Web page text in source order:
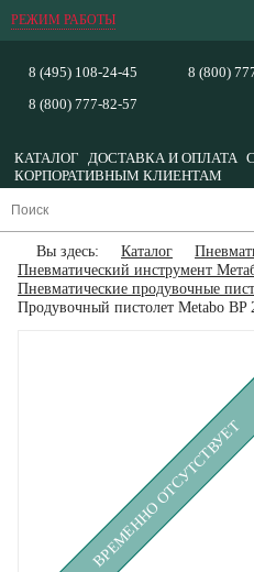
РЕЖИМ РАБОТЫ
8 (495) 108-24-45
8 (800) 777-82-57
8 (800)
КАТАЛОГ ДОСТАВКА И ОПЛАТА
КОРПОРАТИВНЫМ КЛИЕНТАМ
Вы здесь: Каталог
Пневматический инструмент
Пневматические продувочные
Продувочный пистолет Metabo BP
ВРЕМЕННО ОТСУТСТВУЕТ